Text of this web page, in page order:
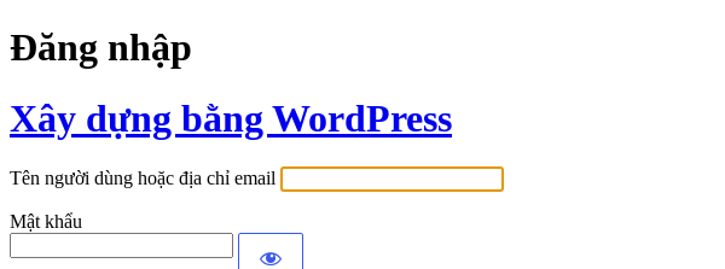
Đăng nhập
Xây dựng bằng WordPress
Tên người dùng hoặc địa chỉ email
Mật khẩu